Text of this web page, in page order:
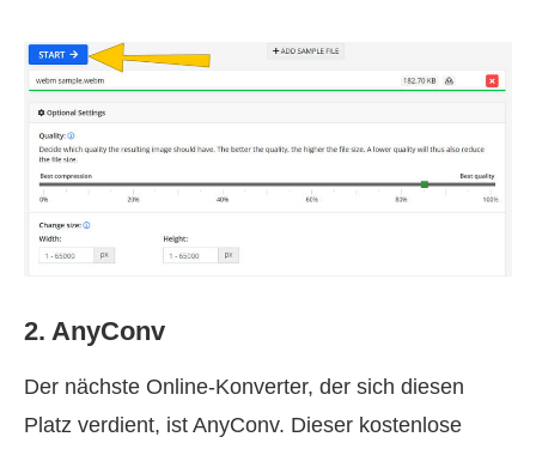
2. AnyConv
Der nächste Online‑Konverter, der sich diesen
Platz verdient, ist AnyConv. Dieser kostenlose